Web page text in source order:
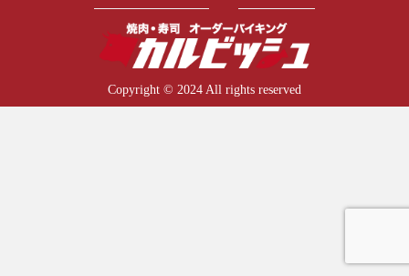
Copyright © 2024 All rights reserved